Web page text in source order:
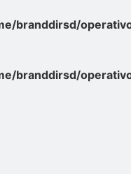
branddirsd/
branddirsd/